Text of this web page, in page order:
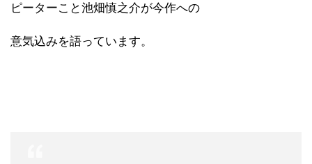
ピーターこと池畑慎之介が今作への
意気込みを語っています。